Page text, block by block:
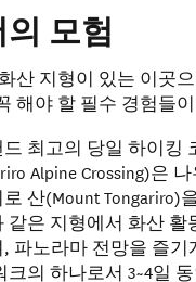
모험
산 지형이 있는 이곳
해야 할 필수 경험들
최고의 당일 하이킹
Alpine Crossing)은
산(Mount Tongariro)
같은 지형에서 화산
파노라마 전망을 즐기
크의 하나로서 3~4일